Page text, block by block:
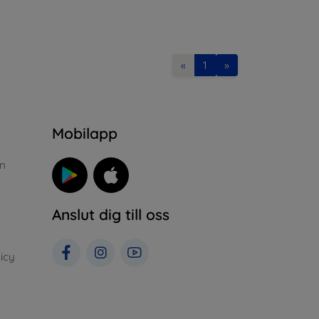
« 1 »
Mobilapp
Anslut dig till oss